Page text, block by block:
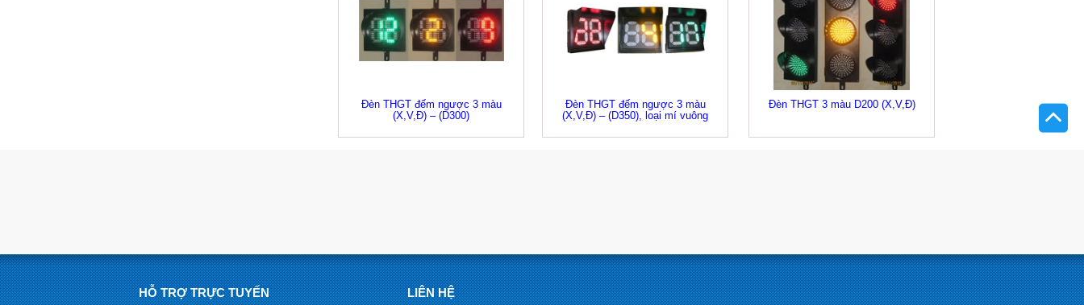
Đèn THGT đếm ngược 3 màu
(X,V,Đ) – (D300)
Đèn THGT đếm ngược 3 màu
(X,V,Đ) – (D350), loại mí vuông
Đèn THGT 3 màu D200 (X,V,Đ)
HỖ TRỢ TRỰC TUYẾN LIÊN HỆ